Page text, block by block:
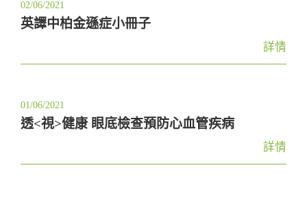
02/06/2021
英譯中柏金遜症小冊子
詳情
01/06/2021
透<視>健康 眼底檢查預防心血管疾病
詳情